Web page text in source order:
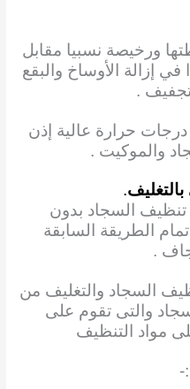
ورخيصة نسبيا مقابل
في إزالة الأوساخ والبقع
.
حرارة عالية إذن
والموكيت .
.
السجاد بدون
الطريقة السابقة
.
السجاد والتغليف من
والتى تقوم على
مواد التنظيف